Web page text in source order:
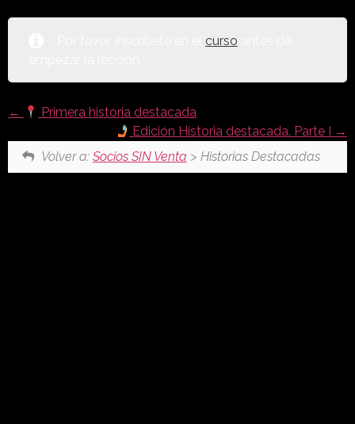
curso
Primera historia destacada
Edición Historia destacada. Parte I
Volver a: Socios SIN Venta > Historias Destacadas